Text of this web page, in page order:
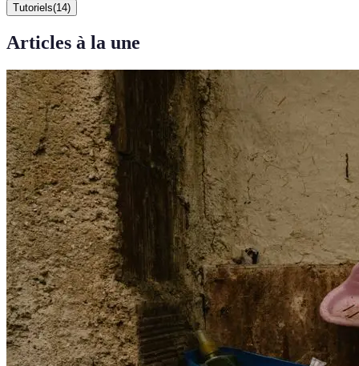
Tutoriels(14)
Articles à la une